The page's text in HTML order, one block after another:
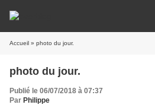
Accueil » photo du jour.
photo du jour.
Publié le 06/07/2018 à 07:37
Par Philippe